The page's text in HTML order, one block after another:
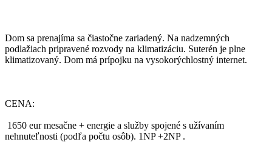
Dom sa prenajíma sa čiastočne zariadený. Na nadzemných
podlažiach pripravené rozvody na klimatizáciu. Suterén je plne
klimatizovaný. Dom má prípojku na vysokorýchlostný internet.
CENA:
1650 eur mesačne + energie a služby spojené s užívaním
nehnuteľnosti (podľa počtu osôb). 1NP +2NP .